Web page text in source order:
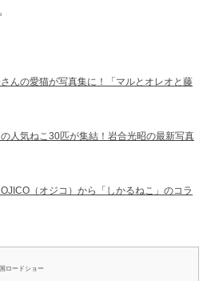
んの愛猫が写真集に！「マルとオレオと藤
人気ねこ30匹が集結！岩合光昭の最新写真
（オジコ）から「しかるねこ」のコラ
ロードショー